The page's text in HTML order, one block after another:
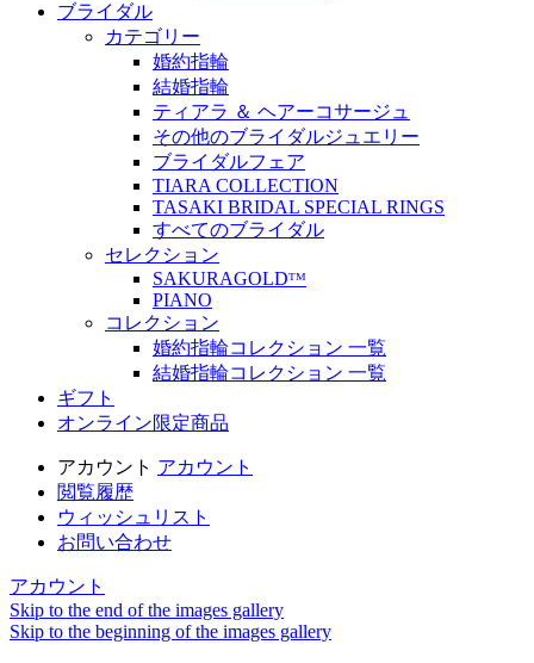
ブライダル
カテゴリー
婚約指輪
結婚指輪
ティアラ ＆ ヘアーコサージュ
その他のブライダルジュエリー
ブライダルフェア
TIARA COLLECTION
TASAKI BRIDAL SPECIAL RINGS
すべてのブライダル
セレクション
SAKURAGOLDᵀᴹ
PIANO
コレクション
婚約指輪コレクション 一覧
結婚指輪コレクション 一覧
ギフト
オンライン限定商品
アカウント アカウント
閲覧履歴
ウィッシュリスト
お問い合わせ
アカウント
Skip to the end of the images gallery
Skip to the beginning of the images gallery